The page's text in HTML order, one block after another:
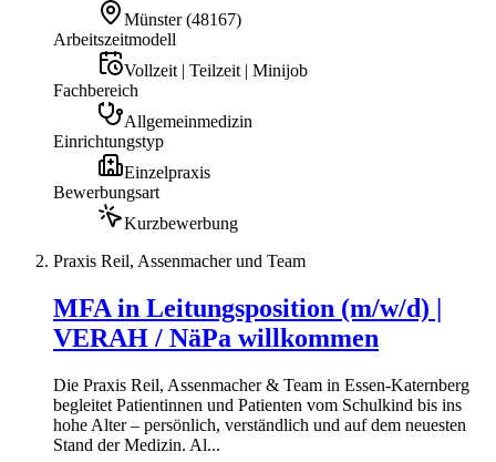
Münster (48167)
Arbeitszeitmodell
Vollzeit | Teilzeit | Minijob
Fachbereich
Allgemeinmedizin
Einrichtungstyp
Einzelpraxis
Bewerbungsart
Kurzbewerbung
Praxis Reil, Assenmacher und Team
MFA in Leitungsposition (m/w/d) |
VERAH / NäPa willkommen
Die Praxis Reil, Assenmacher & Team in Essen-Katernberg
begleitet Patientinnen und Patienten vom Schulkind bis ins
hohe Alter – persönlich, verständlich und auf dem neuesten
Stand der Medizin. Al...